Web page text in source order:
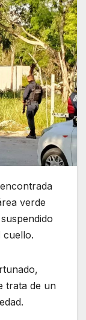
verde
cuello.
trata de un